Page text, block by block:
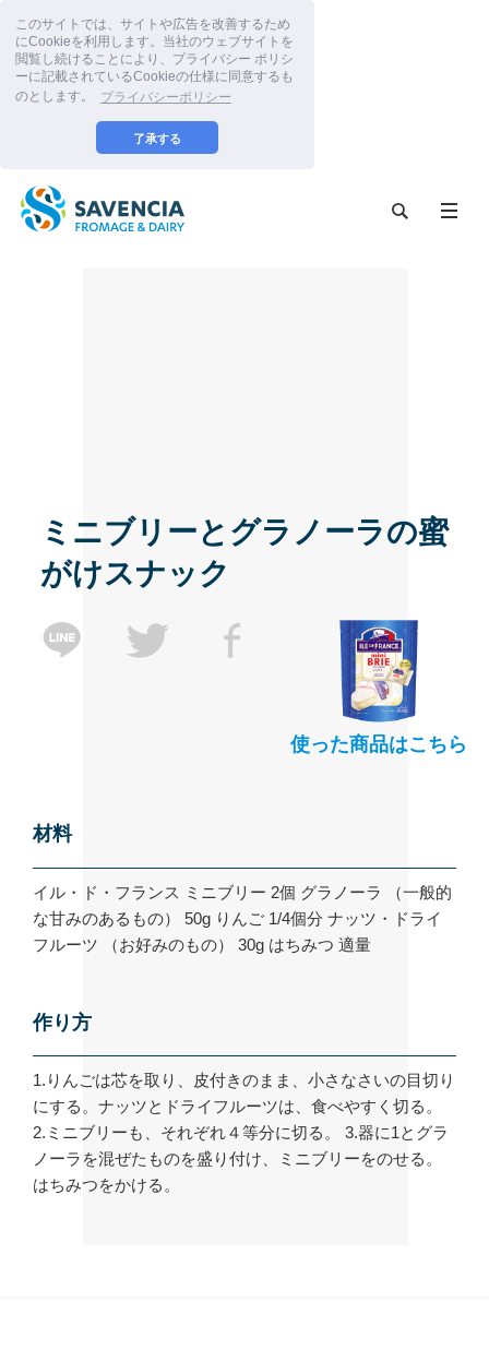
このサイトでは、サイトや広告を改善するため
にCookieを利用します。当社のウェブサイトを
閲覧し続けることにより、プライバシー ポリシ
ーに記載されているCookieの仕様に同意するも
のとします。
プライバシーポリシー
了承する
ミニブリーとグラノーラの蜜
がけスナック
使った商品はこちら
材料
イル・ド・フランス ミニブリー 2個 グラノーラ （一般的
な甘みのあるもの） 50g りんご 1/4個分 ナッツ・ドライ
フルーツ （お好みのもの） 30g はちみつ 適量
作り方
1.りんごは芯を取り、皮付きのまま、小さなさいの目切り
にする。ナッツとドライフルーツは、食べやすく切る。
2.ミニブリーも、それぞれ４等分に切る。 3.器に1とグラ
ノーラを混ぜたものを盛り付け、ミニブリーをのせる。
はちみつをかける。